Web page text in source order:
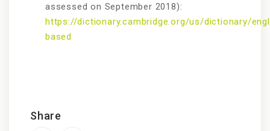
assessed on September 2018):
https://dictionary.cambridge.org/us/dictionary/
based
Share